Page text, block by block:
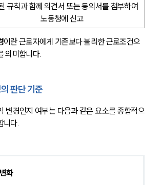
규칙과 함께 의견서 또는 동의서를 첨부하여
노동청에 신고
이란 근로자에게 기존보다 불리한 근로조건으
의미합니다.
판단 기준
변경인지 여부는 다음과 같은 요소를 종합적으
니다.
화